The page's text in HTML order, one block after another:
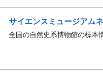
サイエンスミュージアム
全国の自然史系博物館の標本